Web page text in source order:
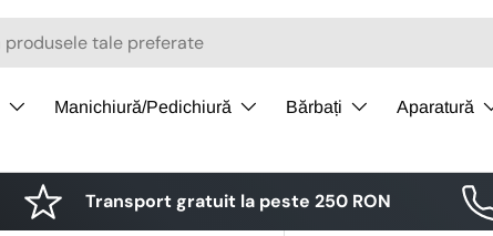
Manichiură/Pedichiură Bărbați Aparatură
Transport gratuit la peste 250 RON